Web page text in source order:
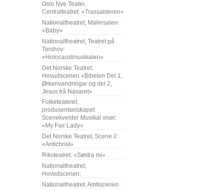
Oslo Nye Teater,
Centralteatret: «Trassalderen»
Nationaltheatret, Malersalen:
«Baby»
Nationaltheatret, Teatret på
Torshov:
«Holocaustmusikalen»
Det Norske Teatret,
Hovudscenen «Bibelen Del 1,
Ørkenvandringar og del 2,
Jesus frå Nasaret»
Folketeateret,
produsentselskapet
Scenekvelder Musikal viser:
«My Fair Lady»
Det Norske Teatret, Scene 2:
«Antichrist»
Riksteatret: «Søstra mi»
Nationaltheatret,
Hovedscenen:
Nationaltheatret, Amfiscenen